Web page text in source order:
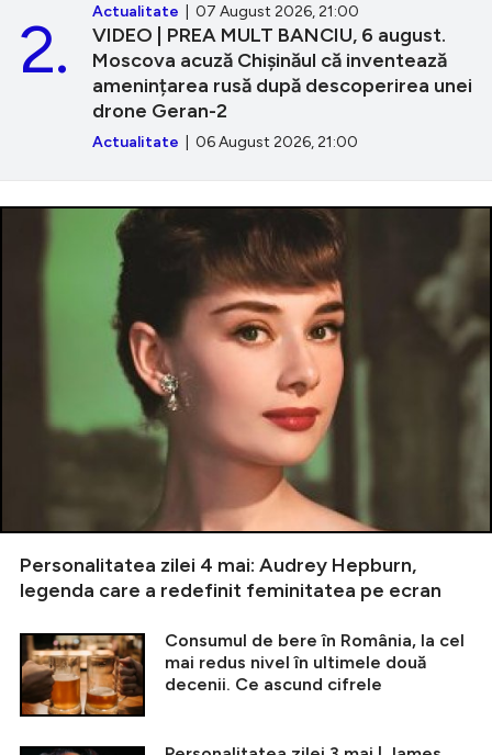
Actualitate | 07 August 2026, 21:00
VIDEO | PREA MULT BANCIU, 6 august.
Moscova acuză Chișinăul că inventează
amenințarea rusă după descoperirea unei
drone Geran-2
Actualitate | 06 August 2026, 21:00
2.
Personalitatea zilei 4 mai: Audrey Hepburn,
legenda care a redefinit feminitatea pe ecran
Consumul de bere în România, la cel
mai redus nivel în ultimele două
decenii. Ce ascund cifrele